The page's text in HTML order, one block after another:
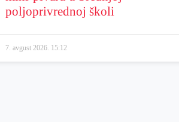
poljoprivrednoj školi
7. avgust 2026. 15:12